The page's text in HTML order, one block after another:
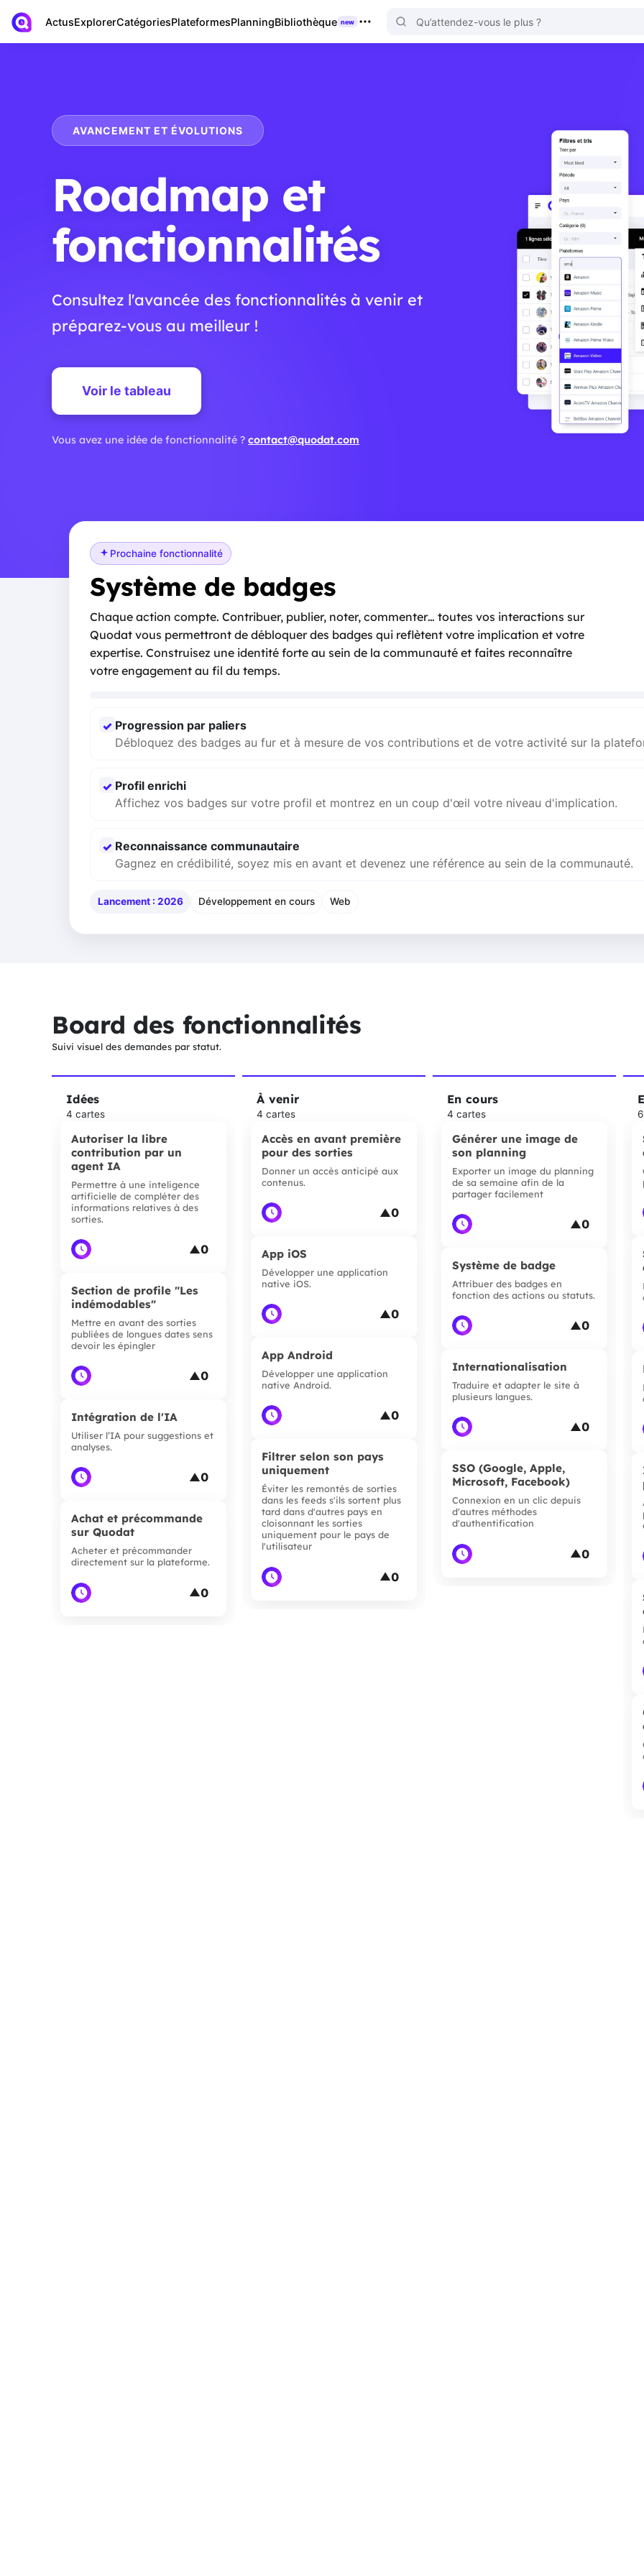
ActusExplorerCatégoriesPlateformesPlanningBibliothèque new
AVANCEMENT ET ÉVOLUTIONS
Roadmap et
fonctionnalités
Consultez l'avancée des fonctionnalités à venir et
préparez-vous au meilleur !
Voir le tableau
Vous avez une idée de fonctionnalité ? contact@quodat.com
Prochaine fonctionnalité
Système de badges
Chaque action compte. Contribuer, publier, noter, commenter… toutes vos interactions sur
Quodat vous permettront de débloquer des badges qui reflètent votre implication et votre
expertise. Construisez une identité forte au sein de la communauté et faites reconnaître
votre engagement au fil du temps.
✓ Progression par paliers
Débloquez des badges au fur et à mesure de vos contributions et de votre activité sur la
✓ Profil enrichi
Affichez vos badges sur votre profil et montrez en un coup d'œil votre niveau d'implication.
✓ Reconnaissance communautaire
Gagnez en crédibilité, soyez mis en avant et devenez une référence au sein de la communauté.
Lancement : 2026 Développement en cours Web
Board des fonctionnalités
Suivi visuel des demandes par statut.
Idées
4 cartes
Autoriser la libre
contribution par un
agent IA
Permettre à une inteligence
artificielle de compléter des
informations relatives à des
sorties.
▲0
Section de profile "Les
indémodables"
Mettre en avant des sorties
publiées de longues dates sens
devoir les épingler
▲0
Intégration de l'IA
Utiliser l’IA pour suggestions et
analyses.
▲0
Achat et précommande
sur Quodat
Acheter et précommander
directement sur la plateforme.
▲0
À venir
4 cartes
Accès en avant première
pour des sorties
Donner un accès anticipé aux
contenus.
▲0
App iOS
Développer une application
native iOS.
▲0
App Android
Développer une application
native Android.
▲0
Filtrer selon son pays
uniquement
Éviter les remontés de sorties
dans les feeds s'ils sortent plus
tard dans d'autres pays en
cloisonnant les sorties
uniquement pour le pays de
l'utilisateur
▲0
En cours
4 cartes
Générer une image de
son planning
Exporter un image du planning
de sa semaine afin de la
partager facilement
▲0
Système de badge
Attribuer des badges en
fonction des actions ou statuts.
▲0
Internationalisation
Traduire et adapter le site à
plusieurs langues.
▲0
SSO (Google, Apple,
Microsoft, Facebook)
Connexion en un clic depuis
d'autres méthodes
d'authentification
▲0